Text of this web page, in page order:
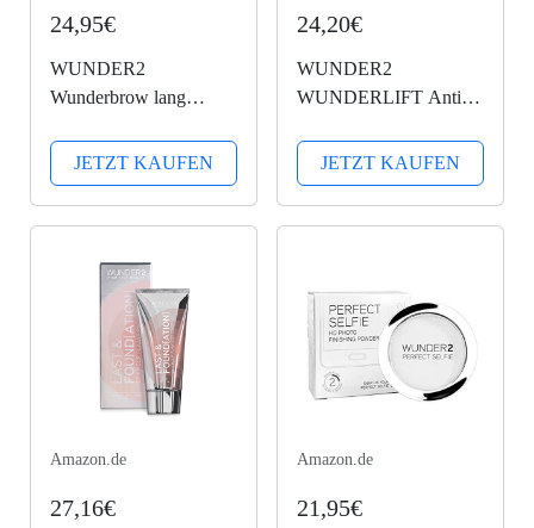
24,95€
WUNDER2
Wunderbrow lang
wasserfestes
Augenbrauengel, Farbe:
Blonde
JETZT KAUFEN
24,20€
WUNDER2
WUNDERLIFT Anti-
Minimiert Linien, Falten
und Augenringe
JETZT KAUFEN
Amazon.de
27,16€
Amazon.de
21,95€